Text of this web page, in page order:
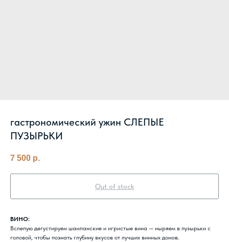
гастрономический ужин СЛЕПЫЕ
ПУЗЫРЬКИ
7 500 р.
Out of stock
ВИНО:
Вслепую дегустируем шампанские и игристые вина — ныряем в пузырьки с
головой, чтобы познать глубину вкусов от лучших винных домов.